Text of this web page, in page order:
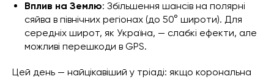
Вплив на Землю: Збільшення шансів на полярні
сяйва в північних регіонах (до 50° широти). Для
середніх широт, як Україна, — слабкі ефекти, але
можливі перешкоди в GPS.
Цей день — найцікавіший у тріаді: якщо корональна